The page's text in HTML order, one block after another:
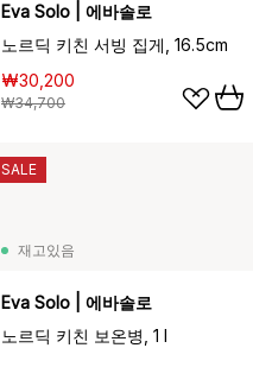
Eva Solo | 에바솔로
노르딕 키친 서빙 집게, 16.5cm
₩30,200
₩34,700
재고있음
Eva Solo | 에바솔로
노르딕 키친 보온병, 1 l
SALE